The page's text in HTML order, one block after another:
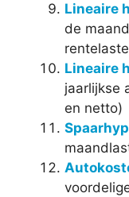
Lineaire
de
Lineaire
jaarlijkse
en netto)